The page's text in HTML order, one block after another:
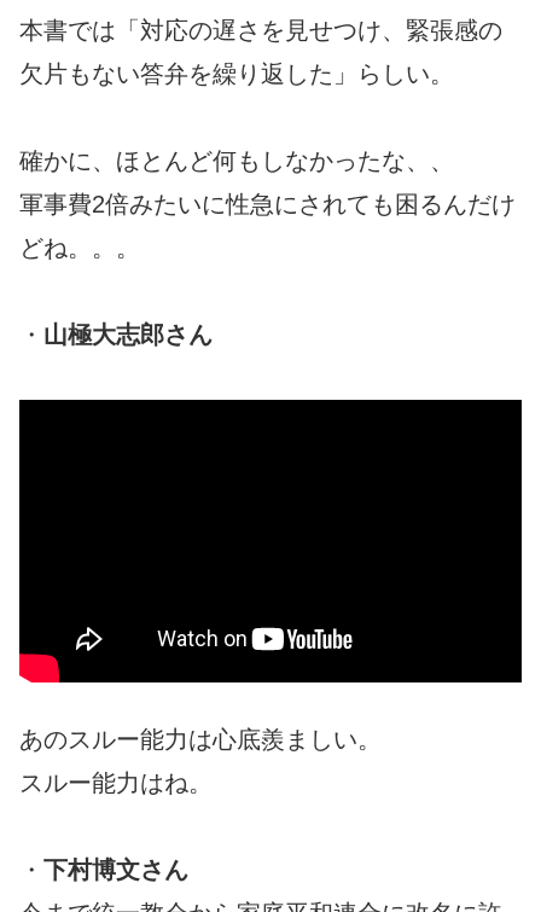
本書では「対応の遅さを見せつけ、緊張感の
欠片もない答弁を繰り返した」らしい。
確かに、ほとんど何もしなかったな、、
軍事費2倍みたいに性急にされても困るんだけ
どね。。。
・ 山極大志郎さん
あのスルー能力は心底羨ましい。
スルー能力はね。
・ 下村博文さん